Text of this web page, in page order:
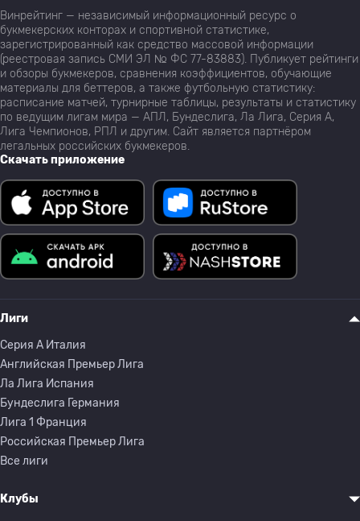
Винрейтинг — независимый информационный ресурс о
букмекерских конторах и спортивной статистике,
зарегистрированный как средство массовой информации
(реестровая запись СМИ ЭЛ № ФС 77-83883). Публикует рейтинги
и обзоры букмекеров, сравнения коэффициентов, обучающие
материалы для беттеров, а также футбольную статистику:
расписание матчей, турнирные таблицы, результаты и статистику
по ведущим лигам мира — АПЛ, Бундеслига, Ла Лига, Серия А,
Лига Чемпионов, РПЛ и другим. Сайт является партнёром
легальных российских букмекеров.
Скачать приложение
Лиги
Серия A Италия
Английская Премьер Лига
Ла Лига Испания
Бундеслига Германия
Лига 1 Франция
Российская Премьер Лига
Все лиги
Клубы